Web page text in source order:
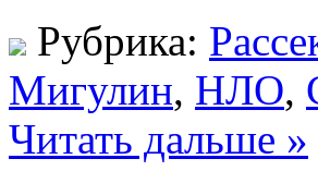
Рубрика:
Мигулин, НЛО,
Читать дальше »